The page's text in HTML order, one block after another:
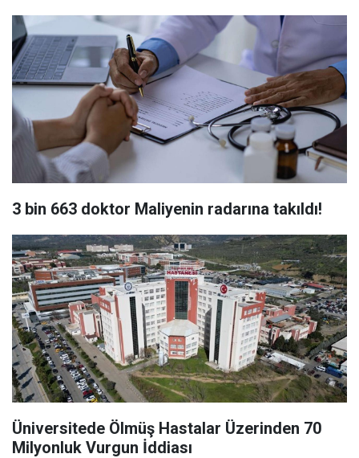
3 bin 663 doktor Maliyenin radarına takıldı!
Üniversitede Ölmüş Hastalar Üzerinden 70
Milyonluk Vurgun İddiası